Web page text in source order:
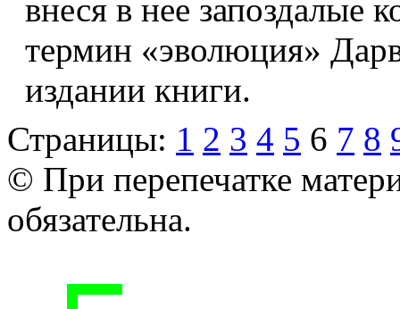
внеся в нее запоздалые
термин «эволюция»
издании книги.
Страницы: 1 2 3 4 5 6 7 8
© При перепечатке
обязательна.